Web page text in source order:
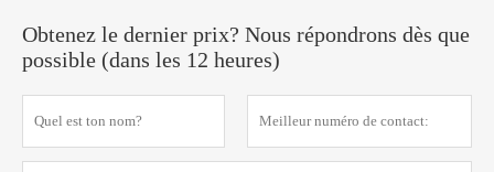
Obtenez le dernier prix? Nous répondrons dès que
possible (dans les 12 heures)